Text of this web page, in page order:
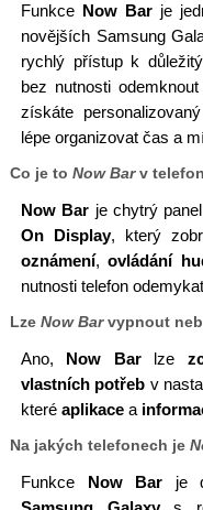
Funkce Now Bar je
novějších Samsung
rychlý přístup k
bez nutnosti
získáte
lépe organizovat čas a
Co je to Now Barv
Now Bar je chytrý
On Display, který
oznámení,ovládání
nutnosti telefon
Lze Now Barvypnout
Ano, Now Barlze
vlastních potřeb v
které aplikacea
Na jakých telefonech je
Funkce Now Bar je